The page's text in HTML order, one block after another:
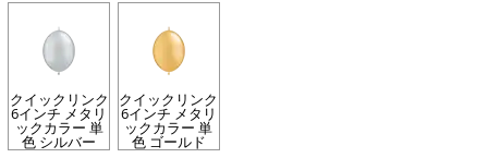
クイックリンク
6インチ メタリ
ックカラー 単
色 シルバー
クイックリンク
6インチ メタリ
ックカラー 単
色 ゴールド